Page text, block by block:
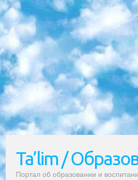
Ta’lim /
Портал об образовании и